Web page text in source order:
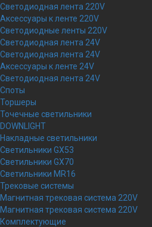
Светодиодная лента 220V
Аксессуары к ленте 220V
Светодиодные ленты 220V
Светодиодная лента 24V
Светодиодная лента 24V
Аксессуары к ленте 24V
Светодиодная лента 24V
Споты
Торшеры
Точечные светильники
DOWNLIGHT
Накладные светильники
Светильники GX53
Светильники GX70
Светильники MR16
Трековые системы
Магнитная трековая система 220V
Магнитная трековая система 220V
Комплектующие